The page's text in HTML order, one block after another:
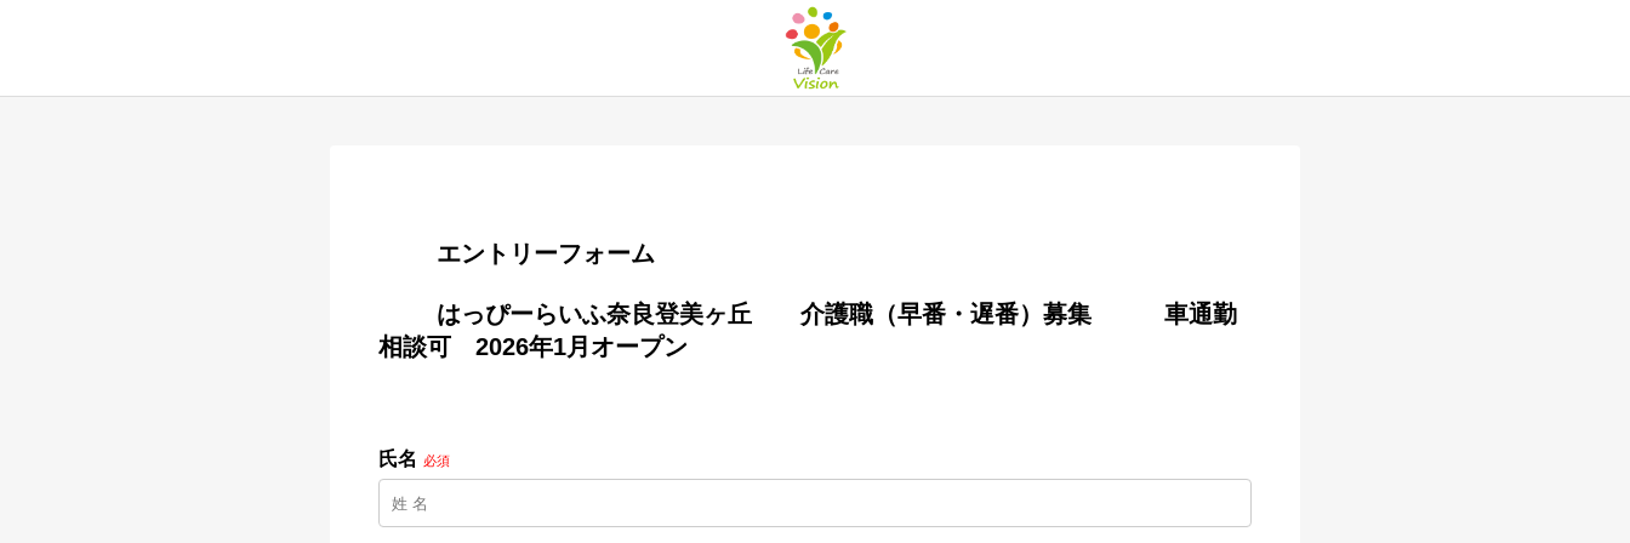
        エントリーフォーム
相談可　2026年1月オープン
氏名 必須